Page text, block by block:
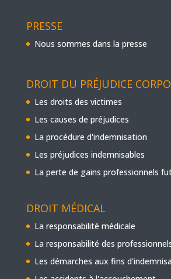
PRESSE
Nous sommes dans la presse
DROIT DU PRÉJUDICE
Les droits des victimes
Les causes de préjudices
La procédure d'indemnisation
Les préjudices indemnisables
La perte de gains professionnels
DROIT MÉDICAL
La responsabilité médicale
La responsabilité des
Les démarches aux fins